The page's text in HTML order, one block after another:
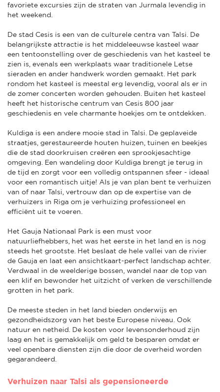
favoriete excursies zijn de straten van Jurmala levendig in
het weekend.
De stad Cesis is een van de culturele centra van Talsi. De
belangrijkste attractie is het middeleeuwse kasteel waar
een tentoonstelling over de geschiedenis van het kasteel te
zien is, evenals een werkplaats waar traditionele Letse
sieraden en ander handwerk worden gemaakt. Het park
rondom het kasteel is meestal erg levendig, vooral als er in
de zomer concerten worden gehouden. Buiten het kasteel
heeft het historische centrum van Cesis 800 jaar
geschiedenis en vele charmante hoekjes om te ontdekken.
Kuldiga is een andere mooie stad in Talsi. De geplaveide
straatjes, gerestaureerde houten huizen, tuinen en beekjes
die de stad doorkruisen creëren een sprookjesachtige
omgeving. Een wandeling door Kuldiga brengt je terug in
de tijd en zorgt voor een volledig ontspannen sfeer - ideaal
voor een romantisch uitje! Als je van plan bent te verhuizen
van of naar Talsi, vertrouw dan op de expertise van de
verhuizers in Riga om je verhuizing professioneel en
efficiënt uit te voeren.
Het Gauja Nationaal Park is een must voor
natuurliefhebbers, het was het eerste in het land en is nog
steeds het grootste. Het beslaat de hele vallei van de rivier
de Gauja en laat een ansichtkaart-perfect landschap achter.
Verdwaal in de weelderige bossen, wandel naar de top van
een klif en bewonder het uitzicht of verken de verschillende
grotten in het park.
De meeste steden in het land bieden onderwijs en
gezondheidszorg van het beste Europese niveau. Ook
natuur en netheid. De kosten voor levensonderhoud zijn
laag en het is gemakkelijk om geld te besparen omdat er
veel openbare diensten zijn die door de overheid worden
gegarandeerd.
Verhuizen naar Talsi als gepensioneerde